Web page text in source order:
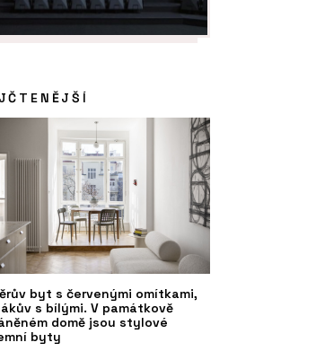
byt s červenými omítkami,
s bílými. V památkově
domě jsou stylové
byty